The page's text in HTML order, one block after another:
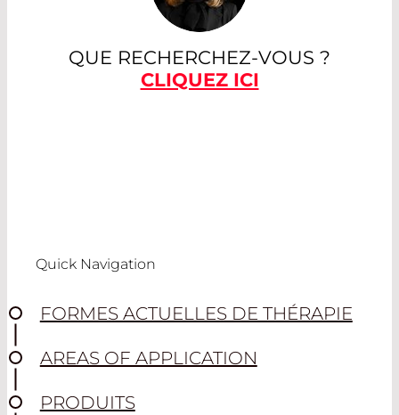
QUE RECHERCHEZ-VOUS ?
CLIQUEZ ICI
Quick Navigation
FORMES ACTUELLES DE THÉRAPIE
AREAS OF APPLICATION
PRODUITS